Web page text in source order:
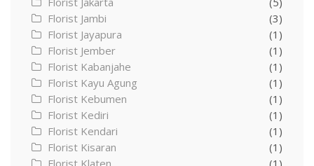
Florist Jambi
(3)
Florist Jayapura
(1)
Florist Jember
(1)
Florist Kabanjahe
(1)
Florist Kayu Agung
(1)
Florist Kebumen
(1)
Florist Kediri
(1)
Florist Kendari
(1)
Florist Kisaran
(1)
Florist Klaten
(1)